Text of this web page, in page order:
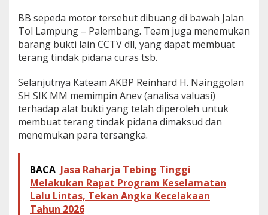
BB sepeda motor tersebut dibuang di bawah Jalan
Tol Lampung – Palembang. Team juga menemukan
barang bukti lain CCTV dll, yang dapat membuat
terang tindak pidana curas tsb.
Selanjutnya Kateam AKBP Reinhard H. Nainggolan
SH SIK MM memimpin Anev (analisa valuasi)
terhadap alat bukti yang telah diperoleh untuk
membuat terang tindak pidana dimaksud dan
menemukan para tersangka.
BACA Jasa Raharja Tebing Tinggi
Melakukan Rapat Program Keselamatan
Lalu Lintas, Tekan Angka Kecelakaan
Tahun 2026